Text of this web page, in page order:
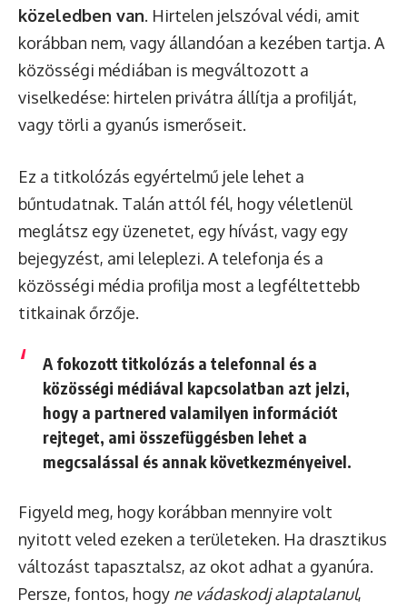
közeledben van. Hirtelen jelszóval védi, amit
korábban nem, vagy állandóan a kezében tartja. A
közösségi médiában is megváltozott a
viselkedése: hirtelen privátra állítja a profilját,
vagy törli a gyanús ismerőseit.
Ez a titkolózás egyértelmű jele lehet a
bűntudatnak. Talán attól fél, hogy véletlenül
meglátsz egy üzenetet, egy hívást, vagy egy
bejegyzést, ami leleplezi. A telefonja és a
közösségi média profilja most a legféltettebb
titkainak őrzője.
A fokozott titkolózás a telefonnal és a
közösségi médiával kapcsolatban azt jelzi,
hogy a partnered valamilyen információt
rejteget, ami összefüggésben lehet a
megcsalással és annak következményeivel.
Figyeld meg, hogy korábban mennyire volt
nyitott veled ezeken a területeken. Ha drasztikus
változást tapasztalsz, az okot adhat a gyanúra.
Persze, fontos, hogy ne vádaskodj alaptalanul,